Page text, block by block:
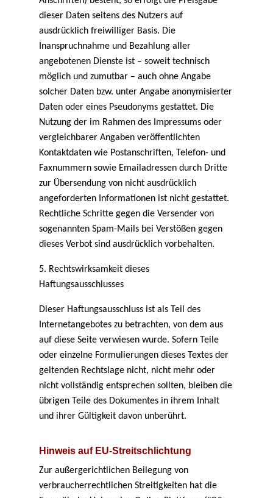
dieser Daten seitens des Nutzers auf
ausdrücklich freiwilliger Basis. Die
Inanspruchnahme und Bezahlung aller
angebotenen Dienste ist – soweit technisch
möglich und zumutbar – auch ohne Angabe
solcher Daten bzw. unter Angabe anonymisierter
Daten oder eines Pseudonyms gestattet. Die
Nutzung der im Rahmen des Impressums oder
vergleichbarer Angaben veröffentlichten
Kontaktdaten wie Postanschriften, Telefon- und
Faxnummern sowie Emailadressen durch Dritte
zur Übersendung von nicht ausdrücklich
angeforderten Informationen ist nicht gestattet.
Rechtliche Schritte gegen die Versender von
sogenannten Spam-Mails bei Verstößen gegen
dieses Verbot sind ausdrücklich vorbehalten.
5. Rechtswirksamkeit dieses
Haftungsausschlusses
Dieser Haftungsausschluss ist als Teil des
Internetangebotes zu betrachten, von dem aus
auf diese Seite verwiesen wurde. Sofern Teile
oder einzelne Formulierungen dieses Textes der
geltenden Rechtslage nicht, nicht mehr oder
nicht vollständig entsprechen sollten, bleiben die
übrigen Teile des Dokumentes in ihrem Inhalt
und ihrer Gültigkeit davon unberührt.
Hinweis auf EU-Streitschlichtung
Zur außergerichtlichen Beilegung von
verbraucherrechtlichen Streitigkeiten hat die